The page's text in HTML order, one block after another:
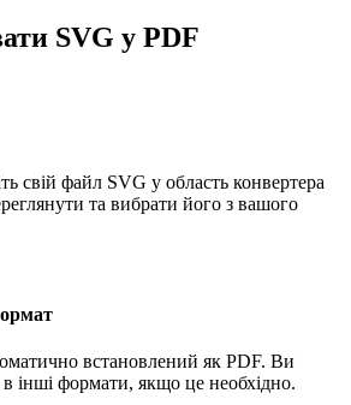
SVG у PDF
свій файл SVG у область конвертера
та вибрати його з вашого
встановлений як PDF. Ви
інші формати, якщо це необхідно.